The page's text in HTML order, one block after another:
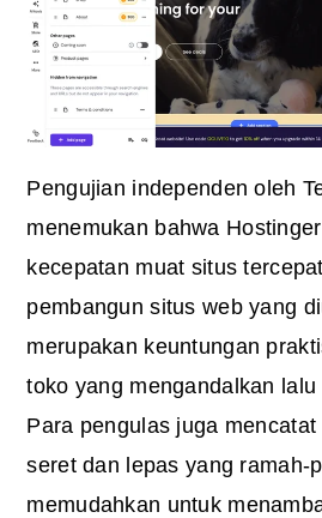
Pengujian independen oleh
menemukan bahwa
kecepatan muat situs
pembangun situs web yang
merupakan keuntungan
toko yang mengandalkan
Para pengulas juga
seret dan lepas yang ramah-
memudahkan untuk